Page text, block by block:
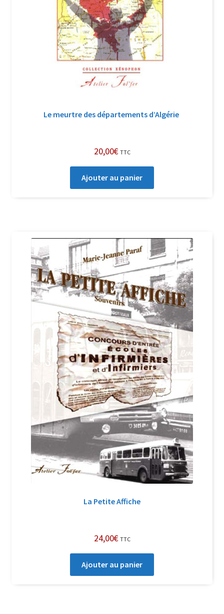
Le meurtre des départements d’Algérie
20,00€ TTC
Ajouter au panier
La Petite Affiche
24,00€ TTC
Ajouter au panier